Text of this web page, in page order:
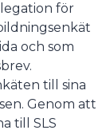
för
och som
till sina
Genom att
till SLS